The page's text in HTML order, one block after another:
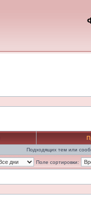
Подходящих тем или
Поле сортировки: